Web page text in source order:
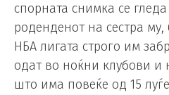
спорната снимка се
роденденот на сестра
НБА лигата строго им
одат во ноќни клубови и
што има повеќе од 15